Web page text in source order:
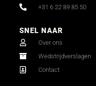
+31 6 22 89 85 50
SNEL NAAR
Over ons
Wedstrijdverslagen
Contact